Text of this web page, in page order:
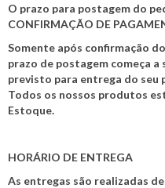
O prazo para postagem do
CONFIRMAÇÃO DE
Somente após confirmação
prazo de postagem começa
previsto para entrega do seu
Todos os nossos produtos
Estoque.
HORÁRIO DE ENTREGA
As entregas são realizadas